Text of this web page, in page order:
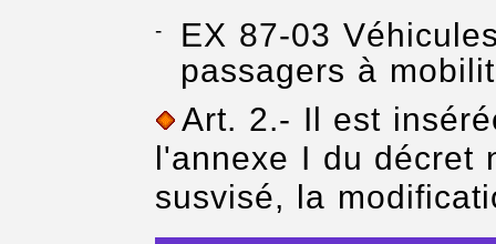
EX 87-03
passagers à
Art. 2.- Il est
l'annexe I du décret
susvisé, la